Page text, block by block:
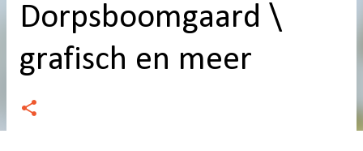
Dorpsboomgaard \
grafisch en meer